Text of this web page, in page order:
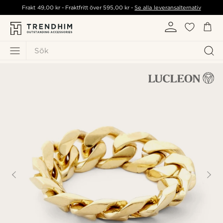
Sök
Frakt 49,00 kr- Fraktfritt över595,00 kr -Se alla leveransalternativ